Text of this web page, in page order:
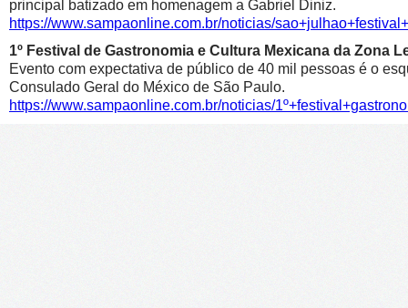
principal batizado em homenagem a Gabriel Diniz.
https://www.sampaonline.com.br/noticias/
1º Festival de Gastronomia e Cultura Mexicana da Zona
Evento com expectativa de público de 40 mil pessoas é o
Consulado Geral do México de São Paulo.
https://www.sampaonline.com.br/noticias/